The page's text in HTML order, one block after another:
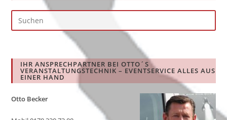
IHR ANSPRECHPARTNER BEI OTTO´S
VERANSTALTUNGSTECHNIK – EVENTSERVICE ALLES AUS
EINER HAND
Otto Becker